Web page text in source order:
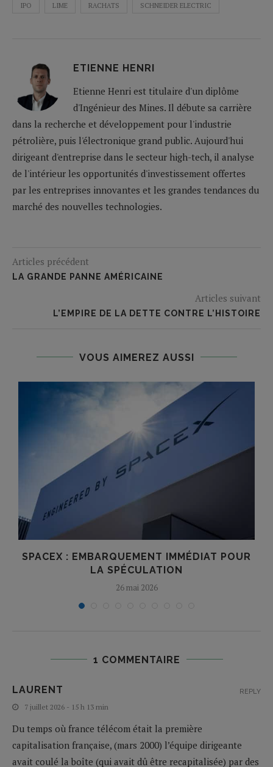
IPO LIME RACHATS SCHNEIDER ELECTRIC
ETIENNE HENRI
Etienne Henri est titulaire d'un diplôme
d'Ingénieur des Mines. Il débute sa carrière
dans la recherche et développement pour l'industrie
pétrolière, puis l'électronique grand public. Aujourd'hui
dirigeant d'entreprise dans le secteur high-tech, il analyse
de l'intérieur les opportunités d'investissement offertes
par les entreprises innovantes et les grandes tendances du
marché des nouvelles technologies.
Articles précédent
LA GRANDE PANNE AMÉRICAINE
Articles suivant
L’EMPIRE DE LA DETTE CONTRE L’HISTOIRE
VOUS AIMEREZ AUSSI
SPACEX : EMBARQUEMENT IMMÉDIAT POUR
LA SPÉCULATION
26 mai 2026
1 COMMENTAIRE
LAURENT
7 juillet 2026 - 15 h 13 min
Du temps où france télécom était la première
capitalisation française, (mars 2000) l’équipe dirigeante
avait coulé la boîte (qui avait dû être recapitalisée) par des
REPLY